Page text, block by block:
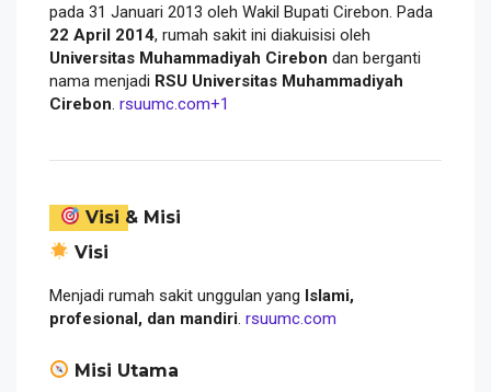
pada 31 Januari 2013 oleh Wakil Bupati Cirebon. Pada
22 April 2014, rumah sakit ini diakuisisi oleh
Universitas Muhammadiyah Cirebon dan berganti
nama menjadi RSU Universitas Muhammadiyah
Cirebon rsuumc.com+1
Visi & Misi
Visi
Menjadi rumah sakit unggulan yang Islami,
profesional, dan mandiri rsuumc.com
Misi Utama